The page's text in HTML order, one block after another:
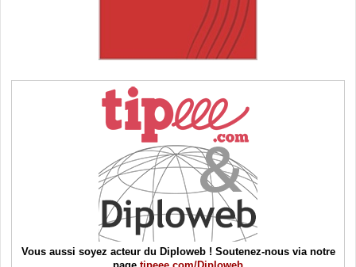
Vous aussi soyez acteur du Diploweb ! Soutenez-nous via notre